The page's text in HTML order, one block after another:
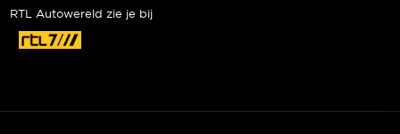
RTL Autowereld zie je bij